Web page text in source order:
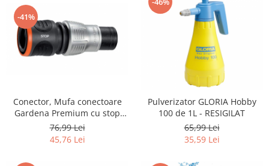
Curatenie si intretinere
Decoratiuni
Gradinarit
Hobby-uri creative
Kit-uri automatizari porti si usi
garaj
Mobila dormitor
Mobila gradina & terasa
-41%
Conector, Mufa conectoare
Gardena Premium cu stop
pentru furtun 19 mm (3/4"),
18254-20 - RESIGILAT
76,99 Lei
45,76 Lei
Pulverizator GLORIA Hobby
100 de 1L - RESIGILAT
65,99 Lei
35,59 Lei